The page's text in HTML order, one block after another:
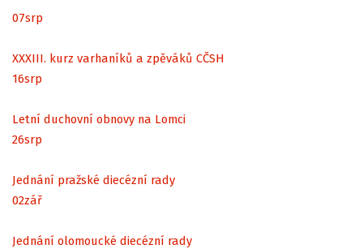
07srp
XXXIII. kurz varhaníků a zpěváků CČSH
16srp
Letní duchovní obnovy na Lomci
26srp
Jednání pražské diecézní rady
02zář
Jednání olomoucké diecézní rady